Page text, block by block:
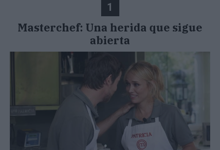
1
Masterchef: Una herida que sigue
abierta